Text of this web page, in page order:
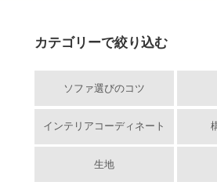
カテゴリーで絞り込む
ソファ選びのコツ
インテリアコーディネート
生地